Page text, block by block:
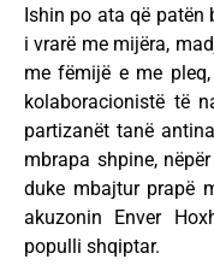
Ishin po ata që patën
i vrarë me mijëra,
me fëmijë e me
kolaboracionistë të
partizanët tanë
mbrapa shpine,
duke mbajtur prapë
akuzonin Enver
populli shqiptar.